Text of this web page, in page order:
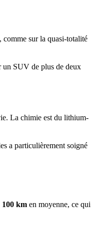
sur la quasi-totalité
un SUV de plus de deux
La chimie est du lithium-
a particulièrement soigné
100 km en moyenne, ce qui